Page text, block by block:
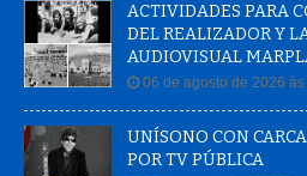
ACTIVIDADES PARA
DEL REALIZADOR Y
AUDIOVISUAL
06 de agosto de 2026 às
UNÍSONO CON
POR TV PÚBLICA